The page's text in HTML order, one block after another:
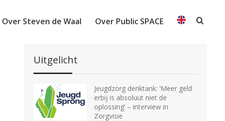
Over Steven de Waal Over Public SPACE
Uitgelicht
Jeugdzorg denktank: ‘Meer geld
erbij is absoluut niet de
oplossing’ – interview in
Zorgvisie